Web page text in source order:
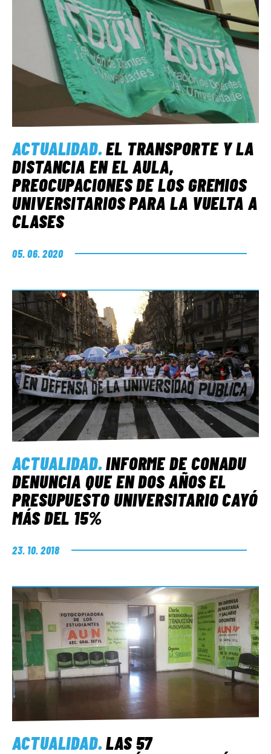
ACTUALIDAD.EL TRANSPORTE Y LA
DISTANCIA EN EL AULA,
PREOCUPACIONES DE LOS GREMIOS
UNIVERSITARIOS PARA LA VUELTA A
CLASES
05. 06. 2020
ACTUALIDAD.INFORME DE CONADU
DENUNCIA QUE EN DOS AÑOS EL
PRESUPUESTO UNIVERSITARIO CAYÓ
MÁS DEL 15%
23. 10. 2018
ACTUALIDAD.LAS 57